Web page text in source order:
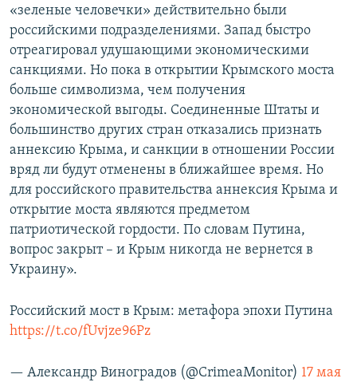
«зеленые человечки» действительно были
российскими подразделениями. Запад быстро
отреагировал удушающими экономическими
санкциями. Но пока в открытии Крымского моста
больше символизма, чем получения
экономической выгоды. Соединенные Штаты и
большинство других стран отказались признать
аннексию Крыма, и санкции в отношении России
вряд ли будут отменены в ближайшее время. Но
для российского правительства аннексия Крыма и
открытие моста являются предметом
патриотической гордости. По словам Путина,
вопрос закрыт – и Крым никогда не вернется в
Украину».
Российский мост в Крым: метафора эпохи Путина
https://t.co/fUvjze96Pz
— Александр Виноградов (@CrimeaMonitor) 17 мая